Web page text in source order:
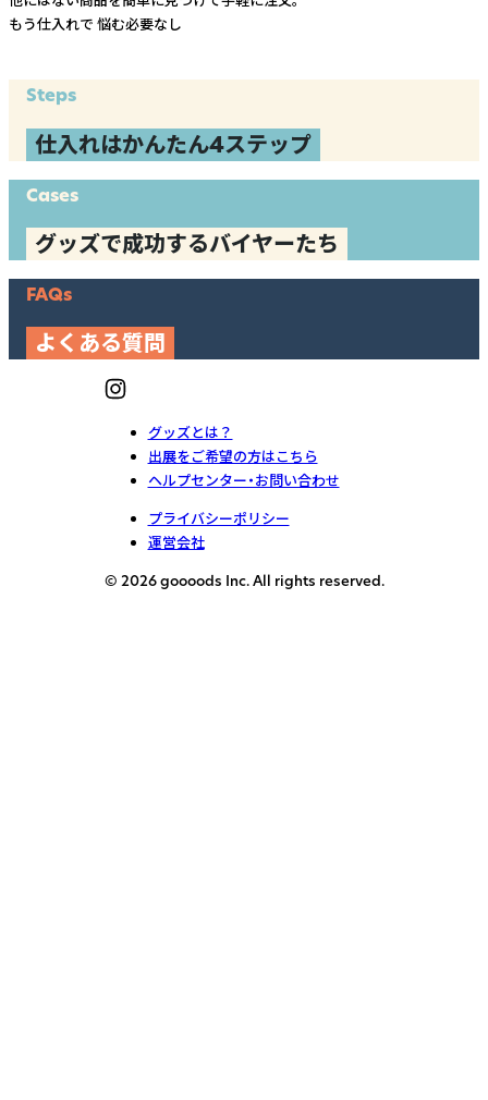
もう仕入れで 悩む必要なし
Steps
仕入れはかんたん4ステップ
Cases
グッズで成功するバイヤーたち
FAQs
よくある質問
グッズとは？
出展をご希望の方はこちら
ヘルプセンター・お問い合わせ
プライバシーポリシー
運営会社
© 2026 goooods Inc. All rights reserved.